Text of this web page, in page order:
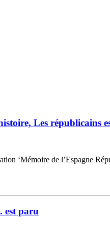
Les républicains
‘Mémoire de l’Espagne
est paru